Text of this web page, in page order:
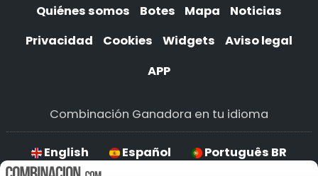
Quiénes somos Botes Mapa
Noticias
Privacidad
Cookies Widgets
Aviso legal
APP
Combinación Ganadora en tu idioma
English Español Português BR